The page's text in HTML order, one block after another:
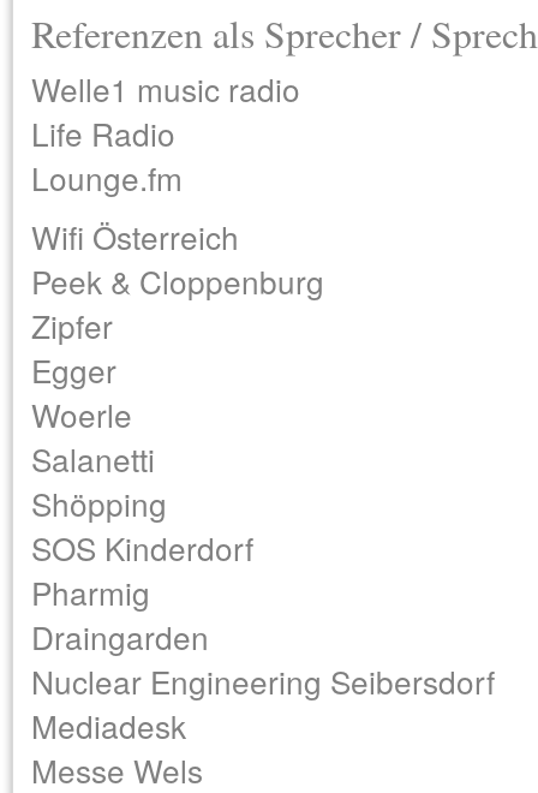
Referenzen als Sprecher /
Welle1 music radio
Life Radio
Lounge.fm
Wifi Österreich
Peek & Cloppenburg
Zipfer
Egger
Woerle
Salanetti
Shöpping
SOS Kinderdorf
Pharmig
Draingarden
Nuclear Engineering Seibersdorf
Mediadesk
Messe Wels